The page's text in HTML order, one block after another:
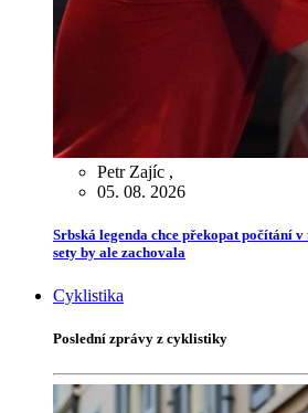
Petr Zajíc ,
05. 08. 2026
Srbská legenda chce překopat počítání
sety by ale zachovala
Cyklistika
Poslední zprávy z cyklistiky